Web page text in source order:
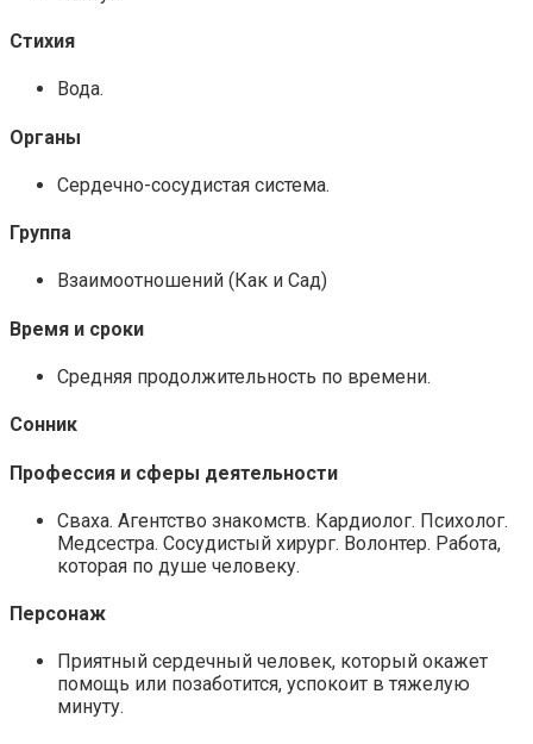
Стихия
Вода.
Органы
Сердечно-сосудистая система.
Группа
Взаимоотношений (Как и Сад)
Время и сроки
Средняя продолжительность по времени.
Сонник
Профессия и сферы деятельности
Сваха. Агентство знакомств. Кардиолог. Психолог.
Медсестра. Сосудистый хирург. Волонтер. Работа,
которая по душе человеку.
Персонаж
Приятный сердечный человек, который окажет
помощь или позаботится, успокоит в тяжелую
минуту.